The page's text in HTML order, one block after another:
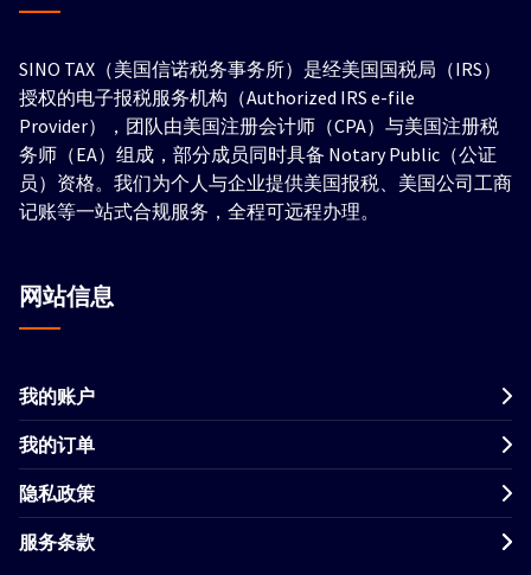
SINO TAX（美国信诺税务事务所）是经美国国税局（IRS）
授权的电子报税服务机构（Authorized IRS e-file
Provider），团队由美国注册会计师（CPA）与美国注册税
务师（EA）组成，部分成员同时具备 Notary Public（公证
员）资格。我们为个人与企业提供美国报税、美国公司工商
记账等一站式合规服务，全程可远程办理。
网站信息
我的账户
我的订单
隐私政策
服务条款